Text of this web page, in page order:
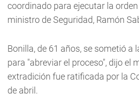
coordinado para ejecutar la orden
ministro de Seguridad, Ramón
Bonilla, de 61 años, se sometió a
para "abreviar el proceso", dijo el
extradición fue ratificada por la
de abril.